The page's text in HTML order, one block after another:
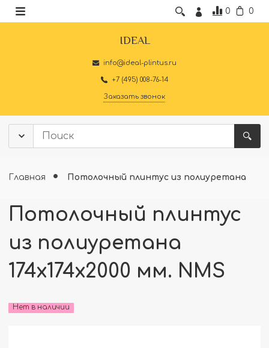
0 0
IDEAL
info@ideal-plintus.ru
+7 (495) 008-76-14
Заказать звонок
Главная Потолочный плинтус из полиуретана
Потолочный плинтус
из полиуретана
174x174x2000 мм. NMS
Нет в наличии